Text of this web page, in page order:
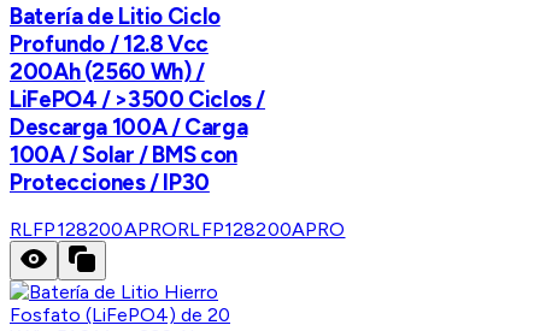
Batería de Litio Ciclo
Profundo / 12.8 Vcc
200Ah (2560 Wh) /
LiFePO4 / >3500 Ciclos /
Descarga 100A / Carga
100A / Solar / BMS con
Protecciones / IP30
RLFP128200APRORLFP128200APRO